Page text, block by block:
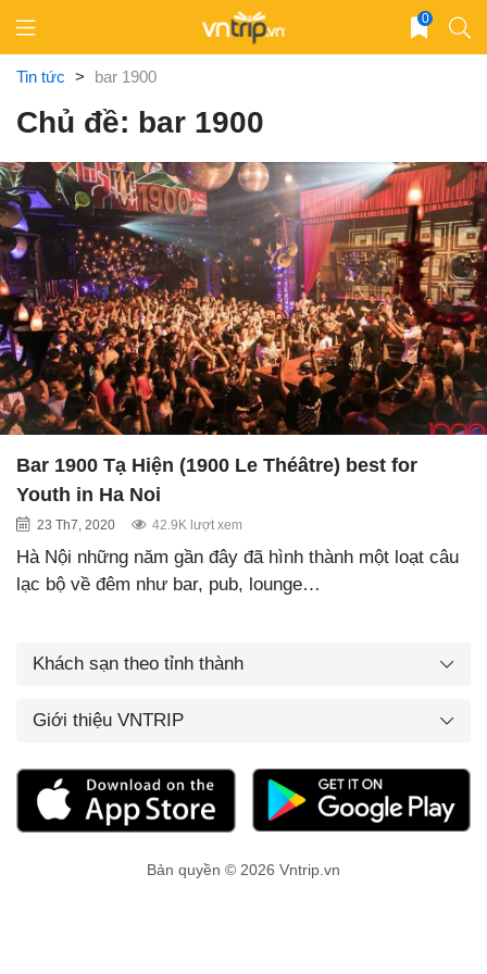
content
0
Tin tức > bar 1900
Chủ đề: bar 1900
Bar 1900 Tạ Hiện (1900 Le Théâtre) best for
Youth in Ha Noi
23 Th7, 2020 42.9K lượt xem
Hà Nội những năm gần đây đã hình thành một loạt câu
lạc bộ về đêm như bar, pub, lounge…
Khách sạn theo tỉnh thành
Giới thiệu VNTRIP
Bản quyền © 2026 Vntrip.vn